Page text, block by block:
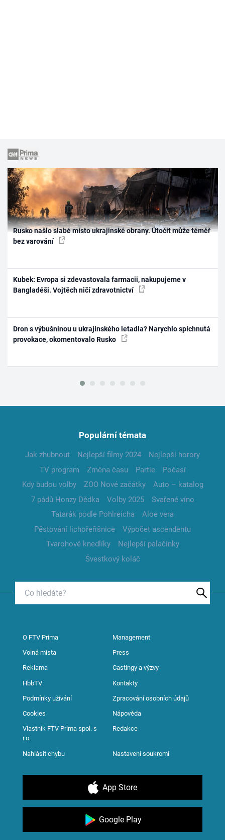
Rusko našlo slabé místo ukrajinské obrany. Útočit může téměř
bez varování
Kubek: Evropa si zdevastovala farmacii, nakupujeme v
Bangladéši. Vojtěch ničí zdravotnictví
Dron s výbušninou u ukrajinského letadla? Narychlo spíchnutá
provokace, okomentovalo Rusko
Populární témata
Jak zhubnout Nejlepší filmy 2024
Nejlepší horory
TV program
Změna času Partie
Počasí
Kdy budou volby
ZOO Nové začátky
Auto – katalog
7 pádů Honzy Dědka
Volby 2025
Svařené víno
Tatarák podle Pohlreicha
Aloe vera
Pěstování lichořeřišnice
Výpočet ascendentu
Tvarohové knedlíky
Nejlepší palačinky
Švestkový koláč
O FTV Prima Management
Volná místa Press
Reklama Castingy a výzvy
HbbTV Kontakty
Podmínky užívání Zpracování osobních údajů
Cookies Nápověda
Vlastník FTV Prima spol. s
r.o.
Redakce
Nahlásit chybu Nastavení soukromí
App Store
Google Play